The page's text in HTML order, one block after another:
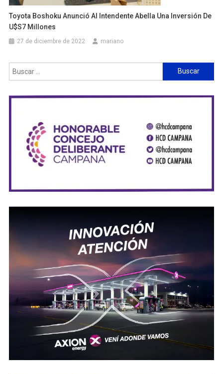
Toyota Boshoku Anunció Al Intendente Abella Una Inversión De
U$s7 Millones
27 de diciembre de 2022 mariano
Buscar: